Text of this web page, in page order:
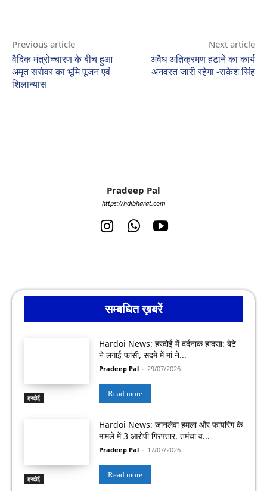
Previous article
वैदिक मंत्रोच्चारण के बीच हुआ
अमृत सरोवर का भूमि पूजन एवं
शिलान्यास
Next article
अवैध अतिक्रमण हटाने का कार्य
अनवरत जारी रहेगा -राकेश सिंह
Pradeep Pal
https://hdibharat.com
सम्बधित ख़बरें
हरदोई
Hardoi News: हरदोई में दर्दनाक हादसा: बेटे
ने लगाई फांसी, सदमे में मां ने...
Pradeep Pal - 29/07/2026
Read more
हरदोई
Hardoi News: जानलेवा हमला और फायरिंग के
मामले में 3 आरोपी गिरफ्तार, तमंचा व...
Pradeep Pal - 17/07/2026
Read more